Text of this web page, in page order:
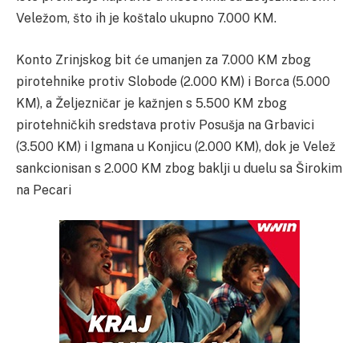
Veležom, što ih je koštalo ukupno 7.000 KM.
Konto Zrinjskog bit će umanjen za 7.000 KM zbog
pirotehnike protiv Slobode (2.000 KM) i Borca (5.000
KM), a Željezničar je kažnjen s 5.500 KM zbog
pirotehničkih sredstava protiv Posušja na Grbavici
(3.500 KM) i Igmana u Konjicu (2.000 KM), dok je Velež
sankcionisan s 2.000 KM zbog baklji u duelu sa Širokim
na Pecari